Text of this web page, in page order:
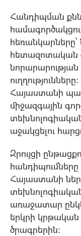
Հանդիպման
հետազոտական
Հայաստանի
միջազգային
աջակցելու
Զրույցի
հանդիպումները
Հայաստանի
առաջատար
երկրի
ծրագրերին: